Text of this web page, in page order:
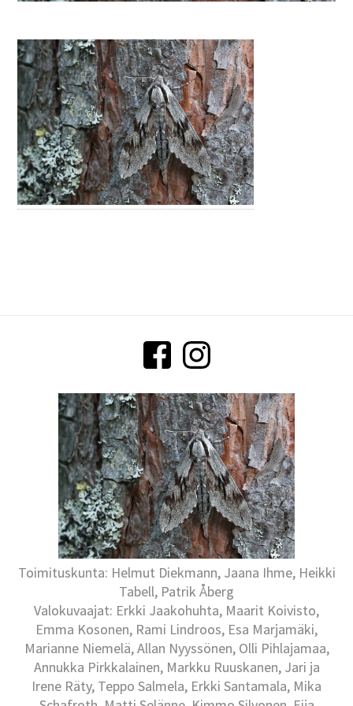
Toimituskunta: Helmut Diekmann, Jaana Ihme, Heikki
Tabell, Patrik Åberg
Valokuvaajat: Erkki Jaakohuhta, Maarit Koivisto,
Emma Kosonen, Rami Lindroos, Esa Marjamäki,
Marianne Niemelä, Allan Nyyssönen, Olli Pihlajamaa,
Annukka Pirkkalainen, Markku Ruuskanen, Jari ja
Irene Räty, Teppo Salmela, Erkki Santamala, Mika